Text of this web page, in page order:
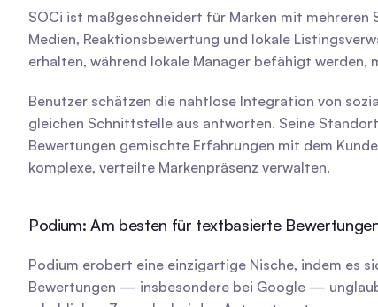
SOCi ist maßgeschneidert für Marken mit
Medien, Reaktionsbewertung und lokale
erhalten, während lokale Manager befähigt
Benutzer schätzen die nahtlose Integration von
gleichen Schnittstelle aus antworten. Seine
Bewertungen gemischte Erfahrungen mit dem
komplexe, verteilte Markenpräsenz verwalten.
Podium: Am besten für textbasierte
Podium erobert eine einzigartige Nische, indem es
Bewertungen — insbesondere bei Google —